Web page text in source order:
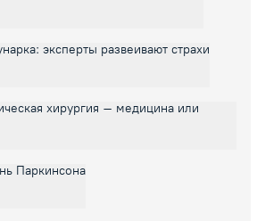
эксперты развеивают страхи
хирургия – медицина или
Паркинсона